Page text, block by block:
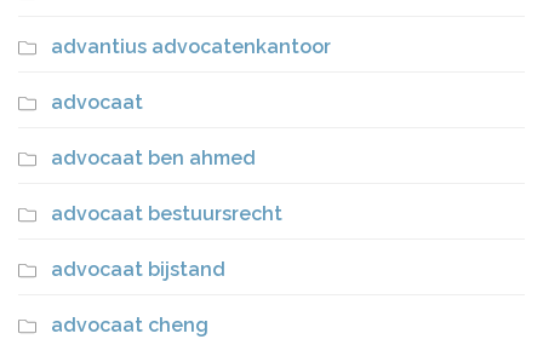
advantius advocatenkantoor
advocaat
advocaat ben ahmed
advocaat bestuursrecht
advocaat bijstand
advocaat cheng